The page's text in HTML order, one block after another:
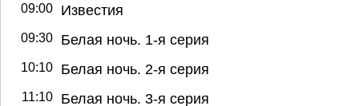
09:00 Известия
09:30 Белая ночь. 1-я серия
10:10 Белая ночь. 2-я серия
11:10 Белая ночь. 3-я серия